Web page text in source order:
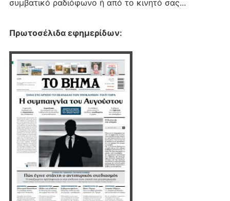
συμβατικό ραδιόφωνο ή από το κινητό σας...
Πρωτοσέλιδα εφημερίδων: